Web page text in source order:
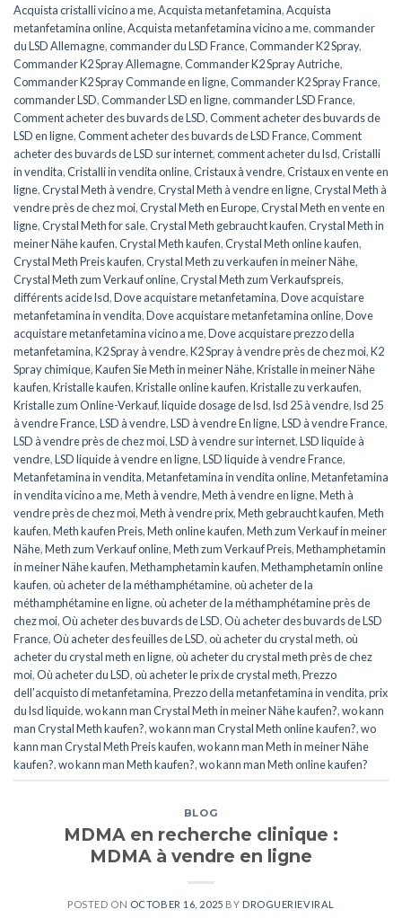
Acquista cristalli vicino a me,Acquista metanfetamina,Acquista
metanfetamina online,Acquista metanfetamina vicino a me,commander
du LSD Allemagne,commander du LSD France,Commander K2 Spray,
Commander K2 Spray Allemagne,Commander K2 Spray Autriche,
Commander K2 Spray Commande en ligne,Commander K2 Spray France,
commander LSD,Commander LSD en ligne,commander LSD France,
Comment acheter des buvards de LSD,Comment acheter des buvards de
LSD en ligne,Comment acheter des buvards de LSD France,Comment
acheter des buvards de LSD sur internet,comment acheter du lsd,Cristalli
in vendita,Cristalli in vendita online,Cristaux à vendre,Cristaux en vente en
ligne,Crystal Meth à vendre,Crystal Meth à vendre en ligne,Crystal Meth à
vendre près de chez moi,Crystal Meth en Europe,Crystal Meth en vente en
ligne,Crystal Meth for sale,Crystal Meth gebraucht kaufen,Crystal Meth in
meiner Nähe kaufen,Crystal Meth kaufen,Crystal Meth online kaufen,
Crystal Meth Preis kaufen,Crystal Meth zu verkaufen in meiner Nähe,
Crystal Meth zum Verkauf online,Crystal Meth zum Verkaufspreis,
différents acide lsd,Dove acquistare metanfetamina,Dove acquistare
metanfetamina in vendita,Dove acquistare metanfetamina online,Dove
acquistare metanfetamina vicino a me,Dove acquistare prezzo della
metanfetamina,K2 Spray à vendre,K2 Spray à vendre près de chez moi,K2
Spray chimique,Kaufen Sie Meth in meiner Nähe,Kristalle in meiner Nähe
kaufen,Kristalle kaufen,Kristalle online kaufen,Kristalle zu verkaufen,
Kristalle zum Online-Verkauf,liquide dosage de lsd,lsd 25 à vendre,lsd 25
à vendre France,LSD à vendre,LSD à vendre En ligne,LSD à vendre France,
LSD à vendre près de chez moi,LSD à vendre sur internet,LSD liquide à
vendre,LSD liquide à vendre en ligne,LSD liquide à vendre France,
Metanfetamina in vendita,Metanfetamina in vendita online,Metanfetamina
in vendita vicino a me,Meth à vendre,Meth à vendre en ligne,Meth à
vendre près de chez moi,Meth à vendre prix,Meth gebraucht kaufen,Meth
kaufen,Meth kaufen Preis,Meth online kaufen,Meth zum Verkauf in meiner
Nähe,Meth zum Verkauf online,Meth zum Verkauf Preis,Methamphetamin
in meiner Nähe kaufen,Methamphetamin kaufen,Methamphetamin online
kaufen,où acheter de la méthamphétamine,où acheter de la
méthamphétamine en ligne,où acheter de la méthamphétamine près de
chez moi,Où acheter des buvards de LSD,Où acheter des buvards de LSD
France,Où acheter des feuilles de LSD,où acheter du crystal meth,où
acheter du crystal meth en ligne,où acheter du crystal meth près de chez
moi,Où acheter du LSD,où acheter le prix de crystal meth,Prezzo
dell'acquisto di metanfetamina,Prezzo della metanfetamina in vendita,prix
du lsd liquide,wo kann man Crystal Meth in meiner Nähe kaufen?,wo kann
man Crystal Meth kaufen?,wo kann man Crystal Meth online kaufen?,wo
kann man Crystal Meth Preis kaufen,wo kann man Meth in meiner Nähe
kaufen?,wo kann man Meth kaufen?,wo kann man Meth online kaufen?
BLOG
MDMA en recherche clinique :
MDMA à vendre en ligne
POSTED ON OCTOBER 16, 2025 BY DROGUERIEVIRAL